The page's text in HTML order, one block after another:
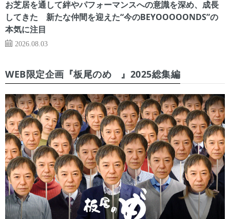
お芝居を通して絆やパフォーマンスへの意識を深め、成長
してきた 新たな仲間を迎えた“今のBEYOOOOONDS”の
本気に注目
2026.08.03
WEB限定企画『板尾のめ゙』2025総集編